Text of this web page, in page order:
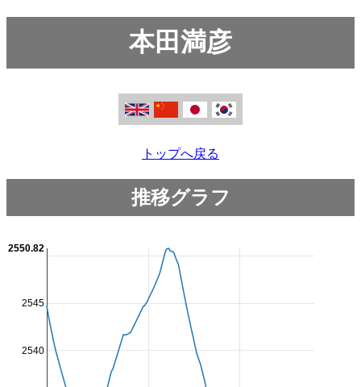
本田満彦
トップへ戻る
推移グラフ
2540
2545
2550.82